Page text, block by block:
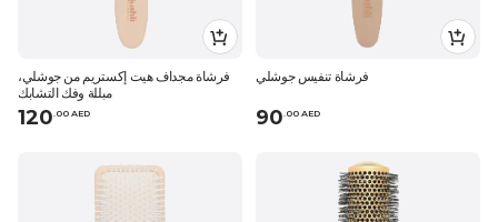
فرشاة مجداف هيت إكستريم من جوشلي،
مبللة وفك التشابك
120.00 AED
فرشاة تنفيس جوشلي
90.00 AED